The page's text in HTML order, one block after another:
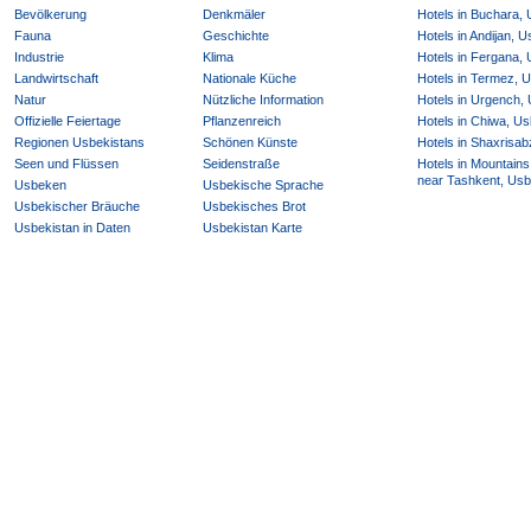
Bevölkerung
Denkmäler
Fauna
Geschichte
Industrie
Klima
Landwirtschaft
Nationale Küche
Natur
Nützliche Information
Offizielle Feiertage
Pflanzenreich
Regionen Usbekistans
Schönen Künste
Seen und Flüssen
Seidenstraße
Usbeken
Usbekische Sprache
Usbekischer Bräuche
Usbekisches Brot
Usbekistan in Daten
Usbekistan Karte
Hotels in Buchara,
Hotels in Andijan,
Hotels in Fergana,
Hotels in Termez,
Hotels in Urgench,
Hotels in Chiwa,
Hotels in
Hotels in
near Tashkent,